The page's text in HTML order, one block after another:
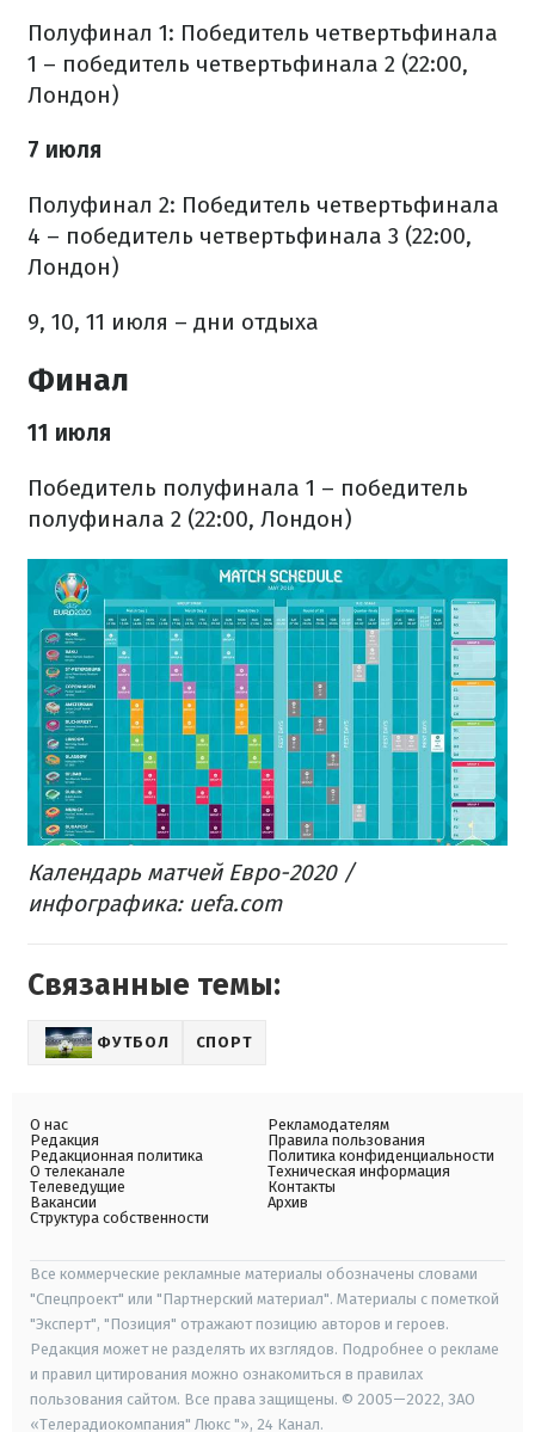
Полуфинал 1: Победитель четвертьфинала
1 – победитель четвертьфинала 2 (22:00,
Лондон)
7 июля
Полуфинал 2: Победитель четвертьфинала
4 – победитель четвертьфинала 3 (22:00,
Лондон)
9, 10, 11 июля – дни отдыха
Финал
11 июля
Победитель полуфинала 1 – победитель
полуфинала 2 (22:00, Лондон)
Календарь матчей Евро-2020 /
инфографика: uefa.com
Связанные темы:
ФУТБОЛ СПОРТ
О нас
Редакция
Редакционная политика
О телеканале
Телеведущие
Вакансии
Структура собственности
Рекламодателям
Правила пользования
Политика конфиденциальности
Техническая информация
Контакты
Архив
Все коммерческие рекламные материалы обозначены словами
"Спецпроект" или "Партнерский материал". Материалы с пометкой
"Эксперт", "Позиция" отражают позицию авторов и героев.
Редакция может не разделять их взглядов. Подробнее о рекламе
и правил цитирования можно ознакомиться в правилах
пользования сайтом. Все права защищены. © 2005—2022, ЗАО
«Телерадиокомпания" Люкс "», 24 Канал.